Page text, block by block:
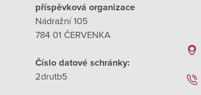
příspěvková organizace
Nádražní 105
784 01 ČERVENKA
Číslo datové schránky:
2drutb5